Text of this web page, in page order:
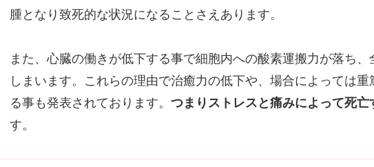
腫となり致死的な状況になることさえあります。
また、心臓の働きが低下する事で細胞内への酸素運搬力が落ち
しまいます。これらの理由で治癒力の低下や、場合によっては
る事も発表されております。 つまりストレスと痛みによって死亡
す。